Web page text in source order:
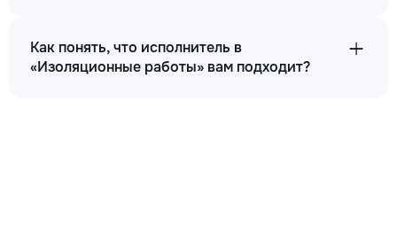
Как понять, что исполнитель в
«Изоляционные работы» вам подходит?